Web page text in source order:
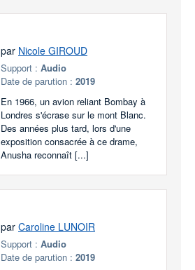
par Nicole GIROUD
Support : Audio
Date de parution : 2019
En 1966, un avion reliant Bombay à
Londres s'écrase sur le mont Blanc.
Des années plus tard, lors d'une
exposition consacrée à ce drame,
Anusha reconnaît [...]
par Caroline LUNOIR
Support : Audio
Date de parution : 2019